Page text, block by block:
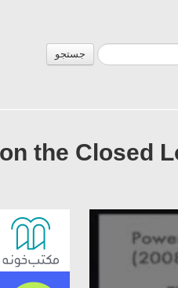
جستجو
on the Closed